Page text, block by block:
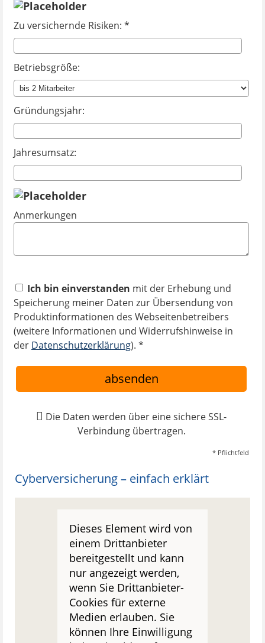
Zu versichernde Risiken: *
Betriebsgröße:
Gründungsjahr:
Jahresumsatz:
Anmerkungen
Ich bin einverstanden mit der Erhebung und
Speicherung meiner Daten zur Übersendung von
Produktinformationen des Webseitenbetreibers
(weitere Informationen und Widerrufshinweise in
der Datenschutzerklärung). *
absenden
Die Daten werden über eine sichere SSL-
Verbindung übertragen.
* Pflichtfeld
Cyberversicherung – einfach erklärt
Dieses Element wird von
einem Drittanbieter
bereitgestellt und kann
nur angezeigt werden,
wenn Sie Drittanbieter-
Cookies für externe
Medien erlauben. Sie
können Ihre Einwilligung